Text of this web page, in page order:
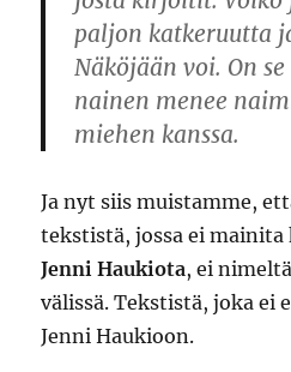
paljon katkeruutta
Näköjään voi. On
nainen menee
miehen kanssa.
Ja nyt siis muistamme,
tekstistä, jossa ei mainita
Jenni Haukiota, ei
välissä. Tekstistä, joka ei
Jenni Haukioon.